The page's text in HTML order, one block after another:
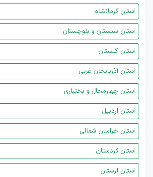
استان کرمانشاه
استان سیستان و بلوچستان
استان گلستان
استان آذربایجان غربی
استان چهارمحال و بختیاری
استان اردبیل
استان خراسان شمالی
استان کردستان
استان لرستان